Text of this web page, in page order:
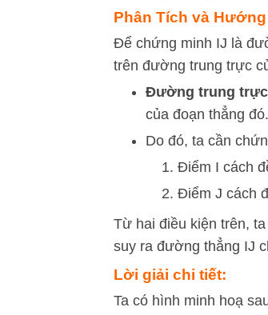
Phân Tích và Hướng
Để chứng minh IJ là
trên đường trung trực
Đường trung trực
của đoạn thẳng đó.
Do đó, ta cần
Điểm I cách
Điểm J cách
Từ hai điều kiện trên,
suy ra đường thẳng IJ
Lời giải chi tiết:
Ta có hình minh hoạ